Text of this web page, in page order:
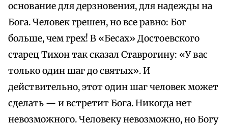
основание для дерзновения, для надежды на
Бога. Человек грешен, но все равно: Бог
больше, чем грех! В «Бесах» Достоевского
старец Тихон так сказал Ставрогину: «У вас
только один шаг до святых». И
действительно, этот один шаг человек может
сделать — и встретит Бога. Никогда нет
невозможного. Человеку невозможно, но Богу